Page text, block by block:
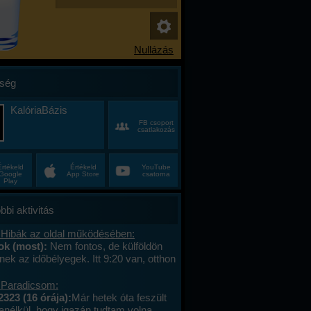
KalóriaBázis
FB csoport
csatlakozás
Play
Értékeld
App Store
YouTube
csatorna
aktivitás
az oldal működésében:
(most): Nem fontos, de külföldön
az időbélyegek. Itt 9:20 van, otthon
8:20, de már tízórainak vette, és utolsó
1:01 perce volt.
(16 órája):Már hetek óta feszült